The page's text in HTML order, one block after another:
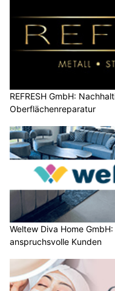
REFRESH GmbH:
Oberflächenreparatur
Weltew Diva Home
anspruchsvolle Kunden